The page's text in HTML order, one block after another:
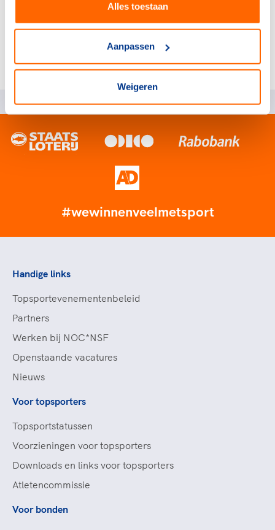
Alles toestaan
Aanpassen
Weigeren
Asielzoekers of statushouders en
vrijwilligerswerk
Vrijwilligersovereenkomst
#wewinnenveelmetsport
Handige links
Topsportevenementenbeleid
Partners
Werken bij NOC*NSF
Openstaande vacatures
Nieuws
Voor topsporters
Topsportstatussen
Voorzieningen voor topsporters
Downloads en links voor topsporters
Atletencommissie
Voor bonden